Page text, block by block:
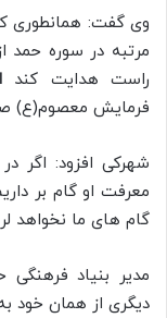
مرتبه در سوره حمد
راست هدایت کند
فرمایش معصوم(ع)
شهرکی افزود: اگر
معرفت او گام بر
گام های ما نخواهد
مدیر بنیاد
دیگری از همان خود